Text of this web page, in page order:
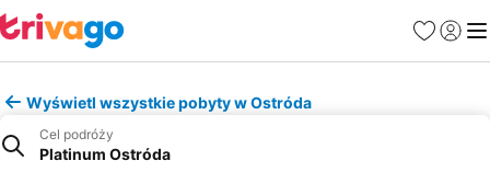
Ulubione
Wyświetl wszystkie pobyty w Ostróda
Cel podróży
Platinum Ostróda